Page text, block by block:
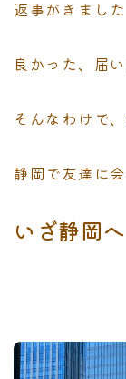
返事がきました
良かった、届い
そんなわけで
静岡で友達に
いざ静岡へ